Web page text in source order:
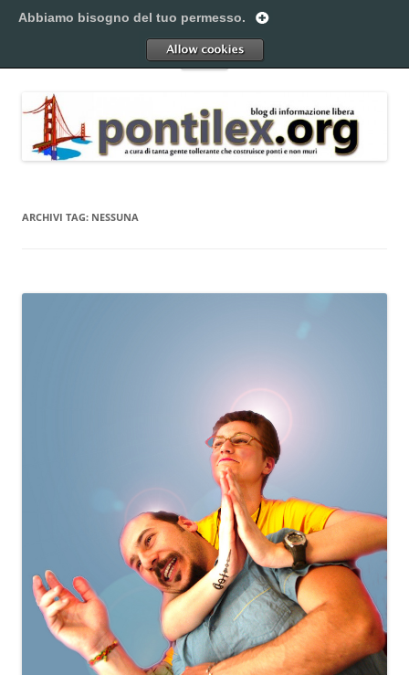
al
Pontilex
Menu
ARCHIVI TAG: NESSUNA
Abbiamo bisogno del tuo permesso.